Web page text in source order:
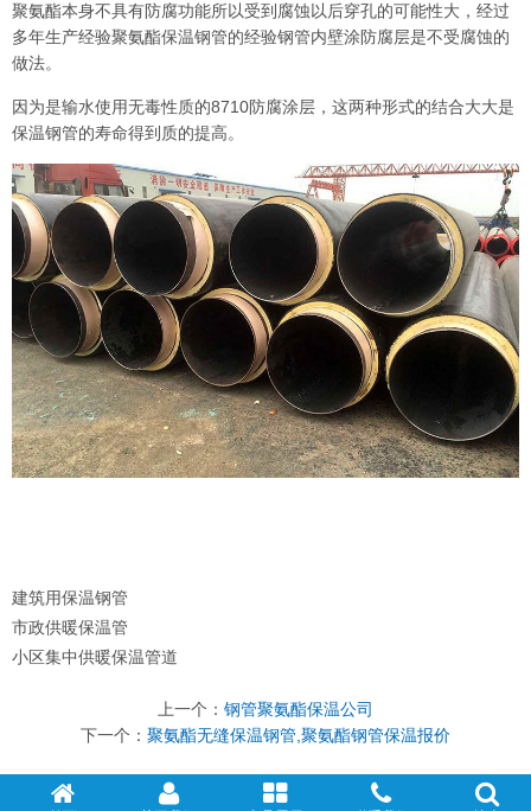
聚氨酯本身不具有防腐功能所以受到腐蚀以后穿孔的可能性大，经过
多年生产经验聚氨酯保温钢管的经验钢管内壁涂防腐层是不受腐蚀的
做法。
因为是输水使用无毒性质的8710防腐涂层，这两种形式的结合大大是
保温钢管的寿命得到质的提高。
建筑用保温钢管
市政供暖保温管
小区集中供暖保温管道
上一个： 钢管聚氨酯保温公司
下一个： 聚氨酯无缝保温钢管,聚氨酯钢管保温报价